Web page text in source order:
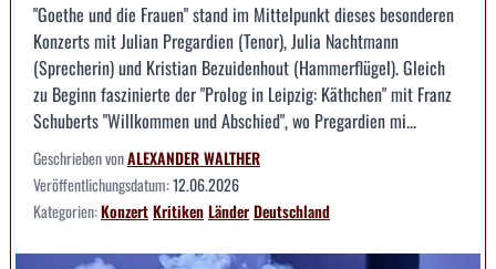
"Goethe und die Frauen" stand im Mittelpunkt dieses besonderen
Konzerts mit Julian Pregardien (Tenor), Julia Nachtmann
(Sprecherin) und Kristian Bezuidenhout (Hammerflügel). Gleich
zu Beginn faszinierte der "Prolog in Leipzig: Käthchen" mit Franz
Schuberts "Willkommen und Abschied", wo Pregardien mi...
Geschrieben vonALEXANDER WALTHER
Veröffentlichungsdatum:12.06.2026
Kategorien:KonzertKritikenLänderDeutschland